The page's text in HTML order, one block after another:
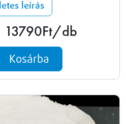
leírás
13790Ft/db
Kosárba